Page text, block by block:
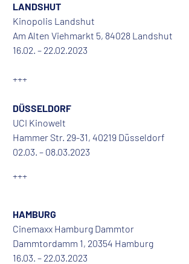
LANDSHUT
Kinopolis Landshut
Am Alten Viehmarkt 5, 84028 Landshut
16.02. – 22.02.2023
+++
DÜSSELDORF
UCI Kinowelt
Hammer Str. 29-31, 40219 Düsseldorf
02.03. – 08.03.2023
+++
HAMBURG
Cinemaxx Hamburg Dammtor
Dammtordamm 1, 20354 Hamburg
16.03. – 22.03.2023